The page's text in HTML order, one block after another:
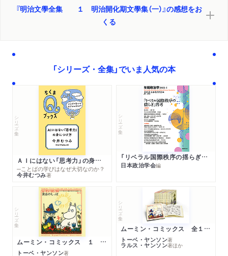
『明治文學全集 １ 明治開化期文學集（一）』の感想をお
くる
「シリーズ・全集」でいま人気の本
シリーズ・全集
ＡＩにはない「思考力」の身につけ方
─ことばの学びはなぜ大切なのか？
今井むつみ著
シリーズ・全集
「リベラル国際秩序の揺らぎ」再考 年報政治学２０２６‐Ⅰ
日本政治学会編
シリーズ・全集
ムーミン・コミックス １ 黄金のしっぽ
トーベ・ヤンソン著
シリーズ・全集
ムーミン・コミックス 全１４巻セット
トーベ・ヤンソン著
ラルス・ヤンソン著ほか